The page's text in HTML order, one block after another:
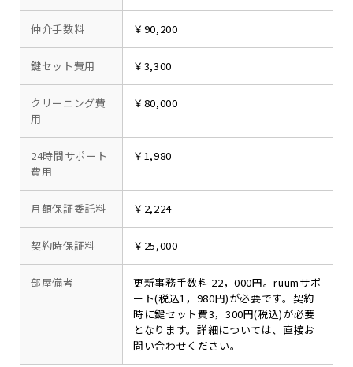
仲介手数料 ￥90,200
鍵セット費用 ￥3,300
クリーニング費
用
￥80,000
24時間サポート
費用
￥1,980
月額保証委託料 ￥2,224
契約時保証料 ￥25,000
部屋備考
更新事務手数料 22，000円。ruumサポ
ート(税込1，980円)が必要です。契約
時に鍵セット費3，300円(税込)が必要
となります。詳細については、直接お
問い合わせください。